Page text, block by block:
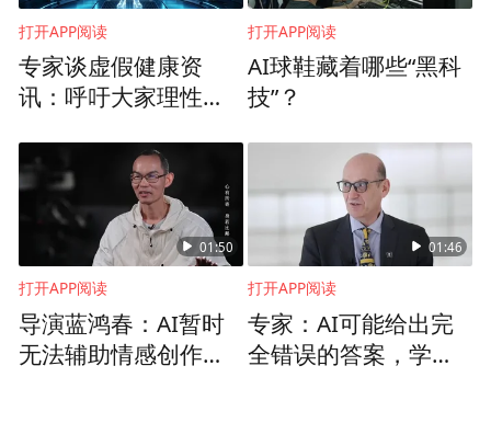
打开APP阅读
专家谈虚假健康资
讯：呼吁大家理性使
专业医生
打开APP阅读
AI球鞋藏着哪些“黑科
技”？
01:50
打开APP阅读
导演蓝鸿春：AI暂时
无法辅助情感创作，
01:46
打开APP阅读
专家：AI可能给出完
全错误的答案，学生